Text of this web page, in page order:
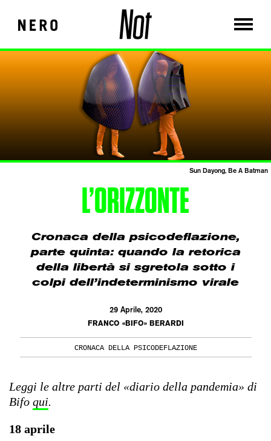
Sun Dayong, Be A Batman
L’ORIZZONTE
Cronaca della psicodeflazione,
parte quinta: quando la retorica
della libertà si sgretola sotto i
colpi dell’indeterminismo virale
29 Aprile, 2020
FRANCO «BIFO» BERARDI
CRONACA DELLA PSICODEFLAZIONE
Leggi le altre parti del «diario della pandemia» di
Bifo qui.
18 aprile